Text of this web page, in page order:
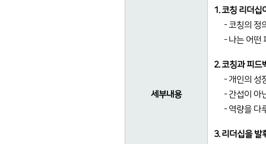
세부내용
1. 코칭 리더십
- 코칭의 정
- 나는 어떤
2. 코칭과 피드
- 개인의 성
- 간섭이 아
- 역량을 다
3. 리더십을 발